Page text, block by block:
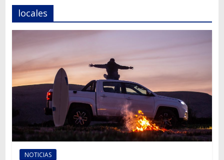
Autos,
camiones,
motos,
información
mundo
del
transporte
locales
NOTICIAS